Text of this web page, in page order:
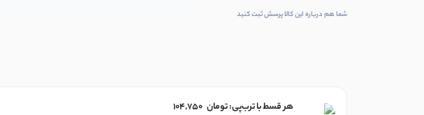
شما هم درباره این کالا پرسش ثبت کنید
هر قسط با ترب‌پی: 104,750 تومان